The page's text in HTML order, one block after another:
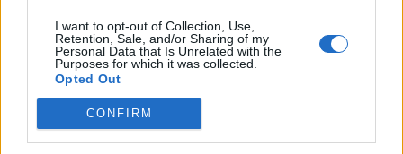
I want to opt-out of Collection, Use,
Retention, Sale, and/or Sharing of my
Personal Data that Is Unrelated with the
Purposes for which it was collected.
Opted Out
CONFIRM
Πανιωνίου και του ελληνικού ακοντισμού από τον
Σιτόπουλο του Απόλλωνα Σμύρνης. Επίσης,
διεξήχθη για πρώτη φορά το αγώνισμα της
σκυταλοδρομίας 4 επί 100 μέτρων με νικήτρια την
ομάδα του Απόλλωνα Σμύρνης. Τα ρεκόρ αυτά
δεν αναγνωρίστηκαν από τον ΣΕΓΑΣ, διότι οι